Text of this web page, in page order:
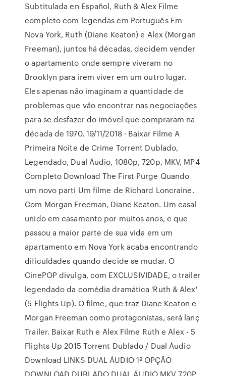
Subtitulada en Español, Ruth & Alex Filme
completo com legendas em Português Em
Nova York, Ruth (Diane Keaton) e Alex (Morgan
Freeman), juntos há décadas, decidem vender
o apartamento onde sempre viveram no
Brooklyn para irem viver em um outro lugar.
Eles apenas não imaginam a quantidade de
problemas que vão encontrar nas negociações
para se desfazer do imóvel que compraram na
década de 1970. 19/11/2018 · Baixar Filme A
Primeira Noite de Crime Torrent Dublado,
Legendado, Dual Áudio, 1080p, 720p, MKV, MP4
Completo Download The First Purge Quando
um novo parti Um filme de Richard Loncraine.
Com Morgan Freeman, Diane Keaton. Um casal
unido em casamento por muitos anos, e que
passou a maior parte de sua vida em um
apartamento em Nova York acaba encontrando
dificuldades quando decide se mudar. O
CinePOP divulga, com EXCLUSIVIDADE, o trailer
legendado da comédia dramática 'Ruth & Alex'
(5 Flights Up). O filme, que traz Diane Keaton e
Morgan Freeman como protagonistas, será lanç
Trailer. Baixar Ruth e Alex Filme Ruth e Alex - 5
Flights Up 2015 Torrent Dublado / Dual Áudio
Download LINKS DUAL ÁUDIO 1ª OPÇÃO
DOWNLOAD DUBLADO DUAL ÁUDIO MKV 720P